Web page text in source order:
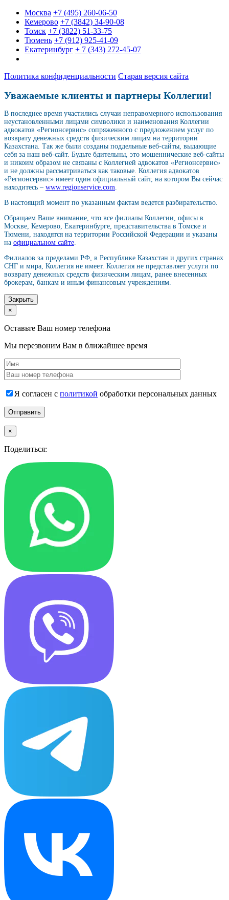
Москва +7 (495) 260-06-50
Кемерово +7 (3842) 34-90-08
Томск +7 (3822) 51-33-75
Тюмень +7 (912) 925-41-09
Екатеринбург + 7 (343) 272-45-07
Политика конфиденциальности Старая версия сайта
Уважаемые клиенты и партнеры Коллегии!
В последнее время участились случаи неправомерного использования
неустановленными лицами символики и наименования Коллегии
адвокатов «Регионсервис» сопряженного с предложением услуг по
возврату денежных средств физическим лицам на территории
Казахстана. Так же были созданы поддельные веб-сайты, выдающие
себя за наш веб-сайт. Будьте бдительны, это мошеннические веб-сайты
и никоим образом не связаны с Коллегией адвокатов «Регионсервис»
и не должны рассматриваться как таковые. Коллегия адвокатов
«Регионсервис» имеет один официальный сайт, на котором Вы сейчас
находитесь – www.regionservice.com
В настоящий момент по указанным фактам ведется разбирательство.
Обращаем Ваше внимание, что все филиалы Коллегии, офисы в
Москве, Кемерово, Екатеринбурге, представительства в Томске и
Тюмени, находятся на территории Российской Федерации и указаны
на официальном сайте
Филиалов за пределами РФ, в Республике Казахстан и других странах
СНГ и мира, Коллегия не имеет. Коллегия не представляет услуги по
возврату денежных средств физическим лицам, ранее внесенных
брокерам, банкам и иным финансовым учреждениям.
Закрыть
×
Оставьте Ваш номер телефона
Мы перезвоним Вам в ближайшее время
Я согласен с политикой обработки персональных данных
×
Поделиться: